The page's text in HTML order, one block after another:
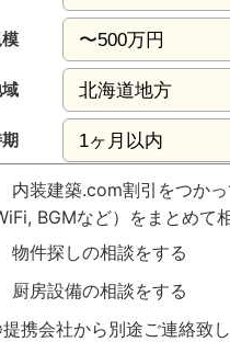
か見ていきましょう。
内装建築.com割引をつか
BGMなど）をまとめて
物件探しの相談をする
厨房設備の相談をする
携会社から別途ご連絡致し